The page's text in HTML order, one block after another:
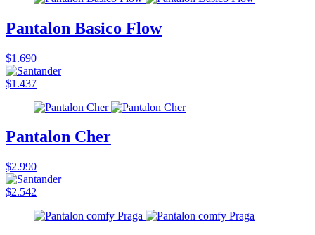
Pantalon Basico Flow
$1.690
$1.437
Pantalon Cher
$2.990
$2.542